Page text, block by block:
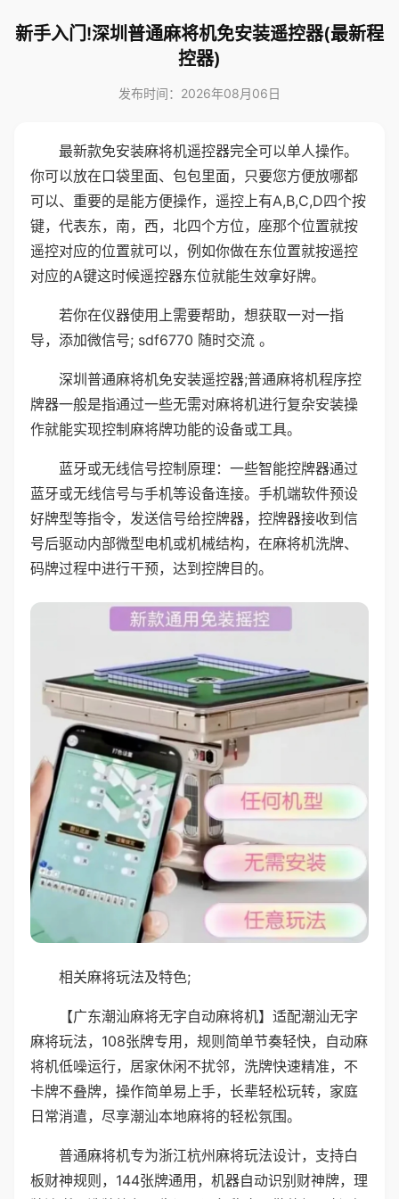
新手入门!深圳普通麻将机免安装遥控器(最新程
控器)
发布时间：2026年08月06日
最新款免安装麻将机遥控器完全可以单人操作。
你可以放在口袋里面、包包里面，只要您方便放哪都
可以、重要的是能方便操作，遥控上有A,B,C,D四个按
键，代表东，南，西，北四个方位，座那个位置就按
遥控对应的位置就可以，例如你做在东位置就按遥控
对应的A键这时候遥控器东位就能生效拿好牌。
若你在仪器使用上需要帮助，想获取一对一指
导，添加微信号; sdf6770 随时交流 。
深圳普通麻将机免安装遥控器;普通麻将机程序控
牌器一般是指通过一些无需对麻将机进行复杂安装操
作就能实现控制麻将牌功能的设备或工具。
蓝牙或无线信号控制原理：一些智能控牌器通过
蓝牙或无线信号与手机等设备连接。手机端软件预设
好牌型等指令，发送信号给控牌器，控牌器接收到信
号后驱动内部微型电机或机械结构，在麻将机洗牌、
码牌过程中进行干预，达到控牌目的。
相关麻将玩法及特色;
【广东潮汕麻将无字自动麻将机】适配潮汕无字
麻将玩法，108张牌专用，规则简单节奏轻快，自动麻
将机低噪运行，居家休闲不扰邻，洗牌快速精准，不
卡牌不叠牌，操作简单易上手，长辈轻松玩转，家庭
日常消遣，尽享潮汕本地麻将的轻松氛围。
普通麻将机专为浙江杭州麻将玩法设计，支持白
板财神规则，144张牌通用，机器自动识别财神牌，理